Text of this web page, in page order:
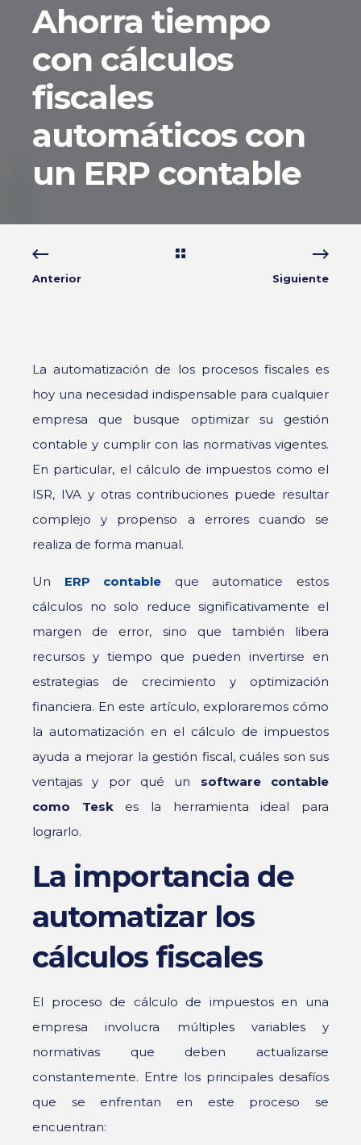
Ahorra tiempo
con cálculos
fiscales
automáticos con
un ERP contable
Anterior Siguiente
La automatización de los procesos fiscales es
hoy una necesidad indispensable para cualquier
empresa que busque optimizar su gestión
contable y cumplir con las normativas vigentes.
En particular, el cálculo de impuestos como el
ISR, IVA y otras contribuciones puede resultar
complejo y propenso a errores cuando se
realiza de forma manual.
Un ERP contable
que automatice estos
cálculos no solo reduce significativamente el
margen de error, sino que también libera
recursos y tiempo que pueden invertirse en
estrategias de crecimiento y optimización
financiera. En este artículo, exploraremos cómo
la automatización en el cálculo de impuestos
ayuda a mejorar la gestión fiscal, cuáles son sus
ventajas y por qué un software contable
como Teskes la herramienta ideal para
lograrlo.
La importancia de
automatizar los
cálculos fiscales
El proceso de cálculo de impuestos en una
empresa involucra múltiples variables y
normativas que deben actualizarse
constantemente. Entre los principales desafíos
que se enfrentan en este proceso se
encuentran: